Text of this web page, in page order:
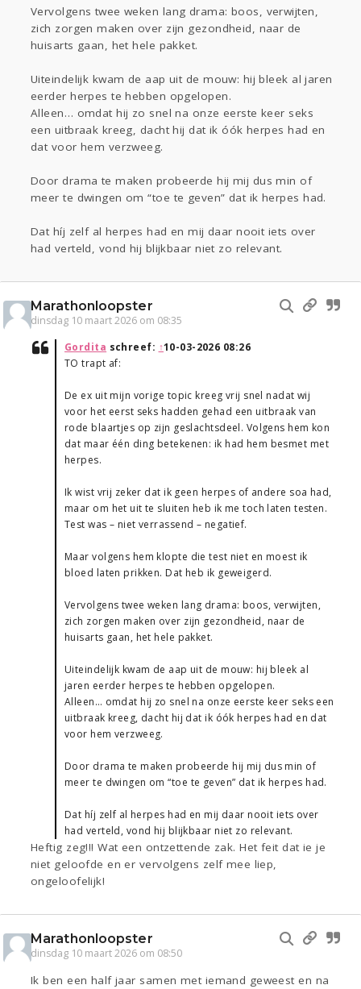
Vervolgens twee weken lang drama: boos, verwijten,
zich zorgen maken over zijn gezondheid, naar de
huisarts gaan, het hele pakket.
Uiteindelijk kwam de aap uit de mouw: hij bleek al jaren
eerder herpes te hebben opgelopen.
Alleen… omdat hij zo snel na onze eerste keer seks
een uitbraak kreeg, dacht hij dat ik óók herpes had en
dat voor hem verzweeg.
Door drama te maken probeerde hij mij dus min of
meer te dwingen om “toe te geven” dat ik herpes had.
Dat híj zelf al herpes had en mij daar nooit iets over
had verteld, vond hij blijkbaar niet zo relevant.
Marathonloopster
dinsdag 10 maart 2026 om 08:35
Gordita schreef: ↑10-03-2026 08:26
TO trapt af:
De ex uit mijn vorige topic kreeg vrij snel nadat wij
voor het eerst seks hadden gehad een uitbraak van
rode blaartjes op zijn geslachtsdeel. Volgens hem kon
dat maar één ding betekenen: ik had hem besmet met
herpes.
Ik wist vrij zeker dat ik geen herpes of andere soa had,
maar om het uit te sluiten heb ik me toch laten testen.
Test was – niet verrassend – negatief.
Maar volgens hem klopte die test niet en moest ik
bloed laten prikken. Dat heb ik geweigerd.
Vervolgens twee weken lang drama: boos, verwijten,
zich zorgen maken over zijn gezondheid, naar de
huisarts gaan, het hele pakket.
Uiteindelijk kwam de aap uit de mouw: hij bleek al
jaren eerder herpes te hebben opgelopen.
Alleen… omdat hij zo snel na onze eerste keer seks een
uitbraak kreeg, dacht hij dat ik óók herpes had en dat
voor hem verzweeg.
Door drama te maken probeerde hij mij dus min of
meer te dwingen om “toe te geven” dat ik herpes had.
Dat híj zelf al herpes had en mij daar nooit iets over
had verteld, vond hij blijkbaar niet zo relevant.
Heftig zeg!!! Wat een ontzettende zak. Het feit dat ie je
niet geloofde en er vervolgens zelf mee liep,
ongeloofelijk!
Marathonloopster
dinsdag 10 maart 2026 om 08:50
Ik ben een half jaar samen met iemand geweest en na